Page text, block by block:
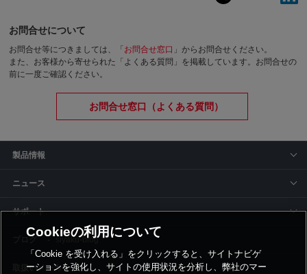
お問合せについて
お問合せ等につきましては、「 お問合せ窓口 」からお問合せください。
また、お客様から寄せられた「よくある質問」を掲載しています。お問合せの
前に一度ご確認ください。
お問合せ窓口（よくある質問）
製品情報
ニュース
サポート
siyaku-blog
取扱いメーカー
Cookieの利用について
「Cookie を受け入れる」をクリックすると、サイトナビゲ
ーションを強化し、サイトの使用状況を分析し、弊社のマー